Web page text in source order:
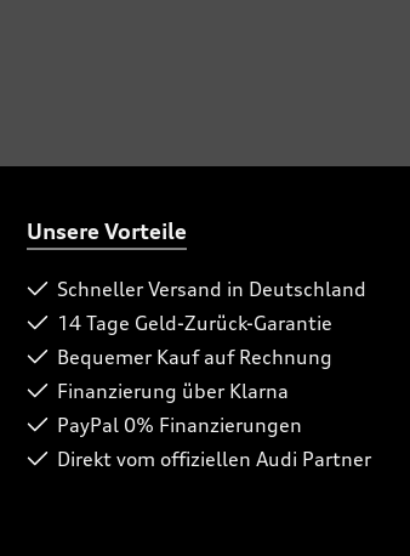
Unsere Vorteile
Schneller Versand in Deutschland
14 Tage Geld-Zurück-Garantie
Bequemer Kauf auf Rechnung
Finanzierung über Klarna
PayPal 0% Finanzierungen
Direkt vom offiziellen Audi Partner